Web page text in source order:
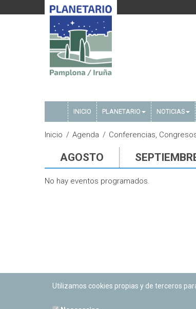
INICIO PLANETARIO NOTICIAS
Inicio Agenda Conferencias,
AGOSTO
No hay eventos programados.
Utilizamos cookies propias y de terceros